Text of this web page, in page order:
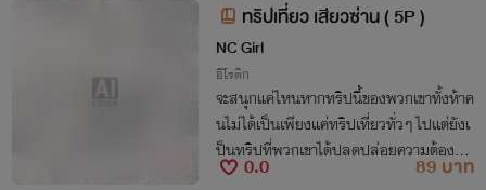
ทริปเที่ยว เสียวซ่าน ( 5P )
NC Girl
อีโรติก
จะสนุกแค่ไหนหากทริปนี้ของพวกเขาทั้งห้าค
นไม่ได้เป็นเพียงแค่ทริปเที่ยวทั่วๆ ไปแต่ยังเ
ป็นทริปที่พวกเขาได้ปลดปล่อยความต้องกา
รที่ตัวเองมีออกมาอย่างไม่ต้องสนใจผู้ใดอีกต่
0.0
89 บาท